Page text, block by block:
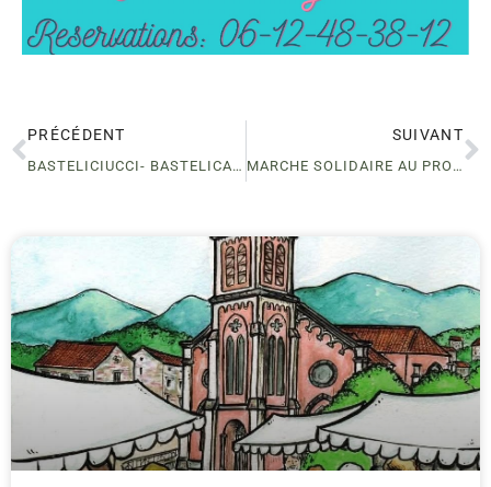
PRÉCÉDENT
BASTELICIUCCI- BASTELICACCIA
SUIVANT
MARCHE SOLIDAIRE AU PROFIT DE LA MARIE DO -BOCOGNANO